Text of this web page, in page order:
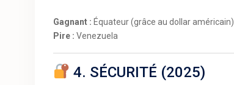
Gagnant : Équateur (grâce au dollar américain)
Pire : Venezuela
4. SÉCURITÉ (2025)